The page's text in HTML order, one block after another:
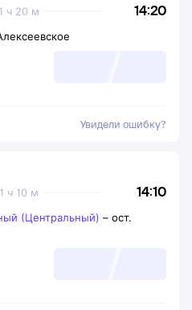
14:20
1 ч 20 м
Увидели ошибку?
14:10
1 ч 10 м
(Центральный) – ост.